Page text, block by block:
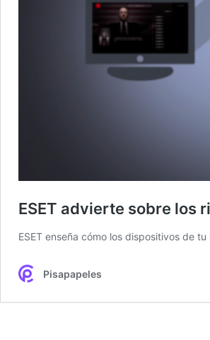
ESET advierte sobre los
ESET enseña cómo los dispositivos de
Pisapapeles